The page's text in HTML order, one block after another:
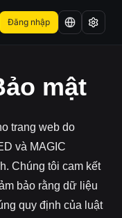
Đăng nhập
mật
trang web do
và MAGIC
Chúng tôi cam kết
bảo rằng dữ liệu
quy định của luật